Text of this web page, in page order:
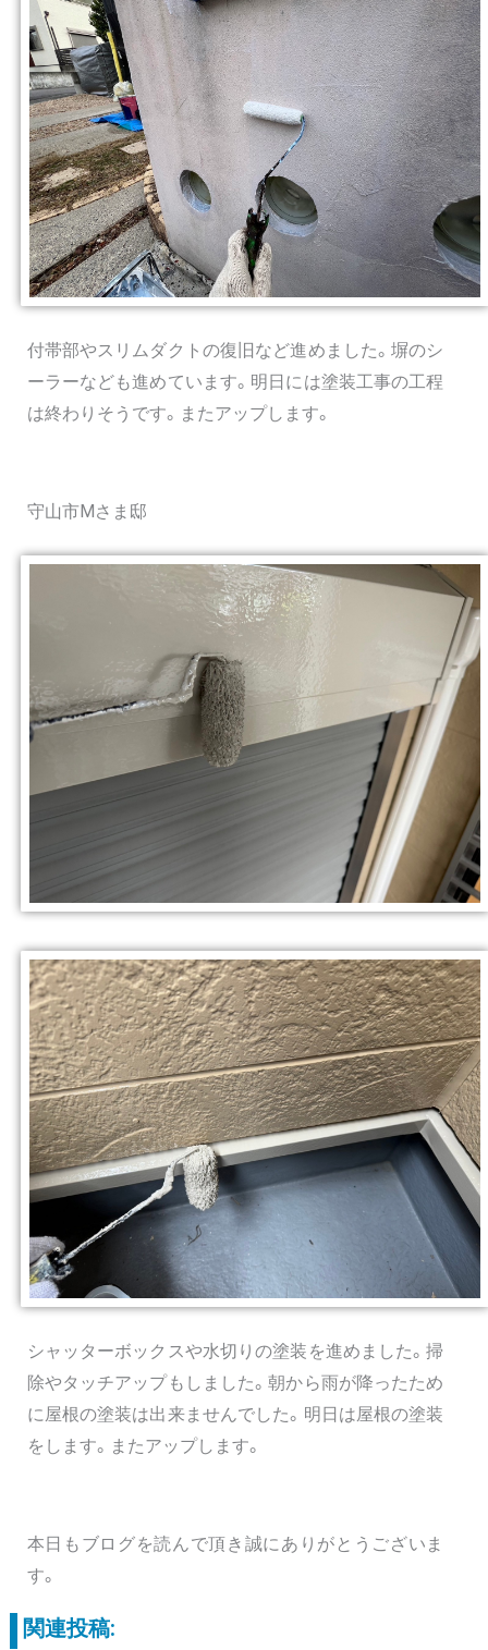
付帯部やスリムダクトの復旧など進めました。塀のシ
ーラーなども進めています。明日には塗装工事の工程
は終わりそうです。またアップします。
守山市Mさま邸
シャッターボックスや水切りの塗装を進めました。掃
除やタッチアップもしました。朝から雨が降ったため
に屋根の塗装は出来ませんでした。明日は屋根の塗装
をします。またアップします。
本日もブログを読んで頂き誠にありがとうございま
す。
関連投稿: